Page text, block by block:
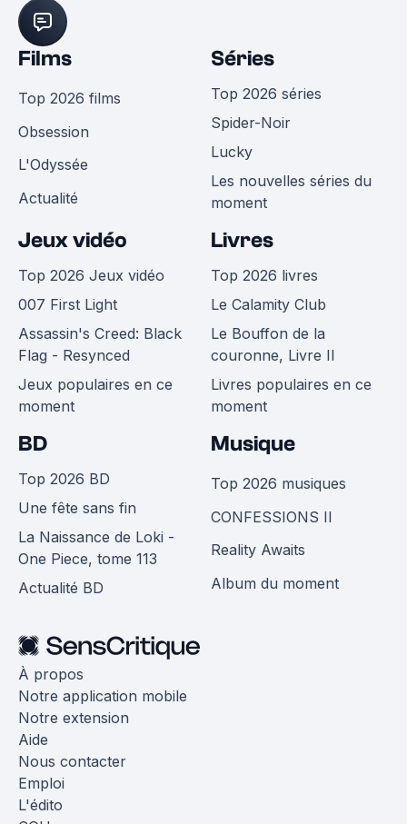
Films
Top 2026 films
Obsession
L'Odyssée
Actualité
Séries
Top 2026 séries
Spider-Noir
Lucky
Les nouvelles séries du
moment
Jeux vidéo
Top 2026 Jeux vidéo
007 First Light
Assassin's Creed: Black
Flag - Resynced
Jeux populaires en ce
moment
Livres
Top 2026 livres
Le Calamity Club
Le Bouffon de la
couronne, Livre II
Livres populaires en ce
moment
BD
Top 2026 BD
Une fête sans fin
La Naissance de Loki -
One Piece, tome 113
Actualité BD
Musique
Top 2026 musiques
CONFESSIONS II
Reality Awaits
Album du moment
À propos
Notre application mobile
Notre extension
Aide
Nous contacter
Emploi
L'édito